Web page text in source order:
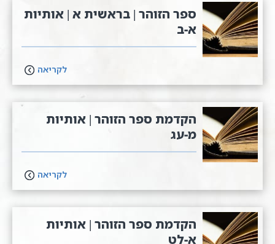
ספר הזוהר | בראשית א | אותיות
א-ב
לקריאה
הקדמת ספר הזוהר | אותיות
מ-עג
לקריאה
הקדמת ספר הזוהר | אותיות
א-לט